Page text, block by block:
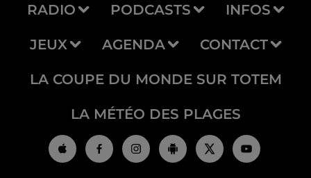
RADIO PODCASTS INFOS
JEUX AGENDA CONTACT
LA COUPE DU MONDE SUR TOTEM
LA MÉTÉO DES PLAGES